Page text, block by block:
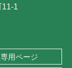
11-1
用ページ